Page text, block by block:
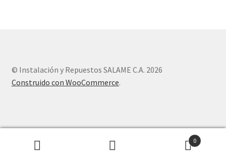
© Instalación y Repuestos SALAME C.A. 2026
Construido con WooCommerce.
0